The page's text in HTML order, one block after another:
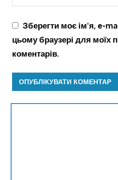
Зберегти моє ім'я, e-
цьому браузері для моїх
коментарів.